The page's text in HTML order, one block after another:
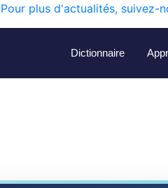
Pour plus d'actualités, suivez-
Dictionnaire